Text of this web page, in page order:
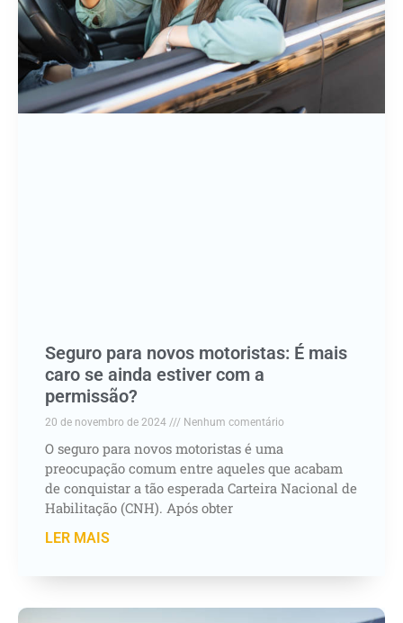
Seguro para novos motoristas: É mais
caro se ainda estiver com a
permissão?
20 de novembro de 2024 Nenhum comentário
O seguro para novos motoristas é uma
preocupação comum entre aqueles que acabam
de conquistar a tão esperada Carteira Nacional de
Habilitação (CNH). Após obter
LER MAIS